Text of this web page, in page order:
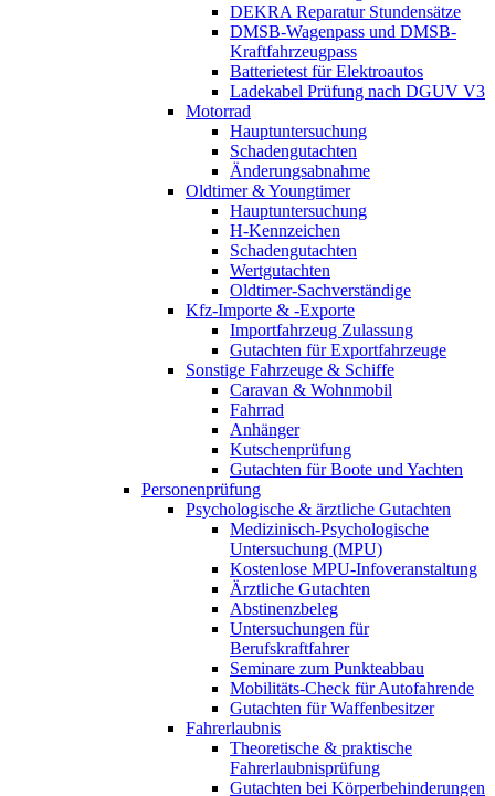
DEKRA Reparatur Stundensätze
DMSB-Wagenpass und DMSB-
Kraftfahrzeugpass
Batterietest für Elektroautos
Ladekabel Prüfung nach DGUV V3
Motorrad
Hauptuntersuchung
Schadengutachten
Änderungsabnahme
Oldtimer & Youngtimer
Hauptuntersuchung
H-Kennzeichen
Schadengutachten
Wertgutachten
Oldtimer-Sachverständige
Kfz-Importe & -Exporte
Importfahrzeug Zulassung
Gutachten für Exportfahrzeuge
Sonstige Fahrzeuge & Schiffe
Caravan & Wohnmobil
Fahrrad
Anhänger
Kutschenprüfung
Gutachten für Boote und Yachten
Personenprüfung
Psychologische & ärztliche Gutachten
Medizinisch-Psychologische
Untersuchung (MPU)
Kostenlose MPU-Infoveranstaltung
Ärztliche Gutachten
Abstinenzbeleg
Untersuchungen für
Berufskraftfahrer
Seminare zum Punkteabbau
Mobilitäts-Check für Autofahrende
Gutachten für Waffenbesitzer
Fahrerlaubnis
Theoretische & praktische
Fahrerlaubnisprüfung
Gutachten bei Körperbehinderungen